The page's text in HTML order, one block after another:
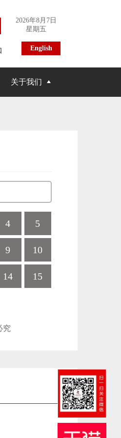
2026年8月7日
星期五
English
关于我们
4 5
9 10
14 15
究